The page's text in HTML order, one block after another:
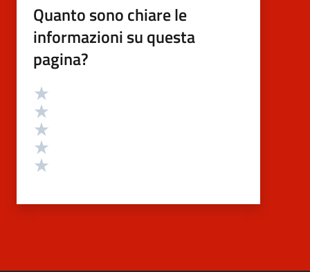
Quanto sono chiare le
informazioni su questa
pagina?
Valutazione